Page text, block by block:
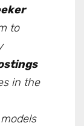
to
in the